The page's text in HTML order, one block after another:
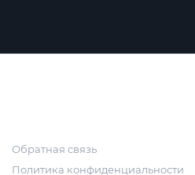
Обратная связь
Политика конфиденциальности